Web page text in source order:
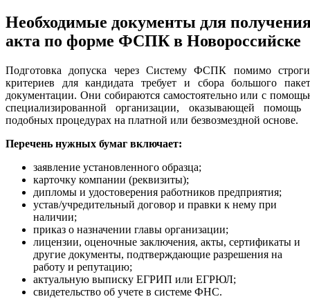
Необходимые документы для
акта по форме ФСПК в Новороссийске
Подготовка допуска через Систему ФСПК помимо
критериев для кандидата требует и сбора большого
документации. Они собираются самостоятельно или с
специализированной организации, оказывающей помощь
подобных процедурах на платной или безвозмездной основе.
Перечень нужных бумаг включает:
заявление установленного образца;
карточку компании (реквизиты);
дипломы и удостоверения работников предприятия;
устав/учредительный договор и правки к нему при
наличии;
приказ о назначении главы организации;
лицензии, оценочные заключения, акты, сертификаты и
другие документы, подтверждающие разрешения на
работу и репутацию;
актуальную выписку ЕГРИП или ЕГРЮЛ;
свидетельство об учете в системе ФНС.